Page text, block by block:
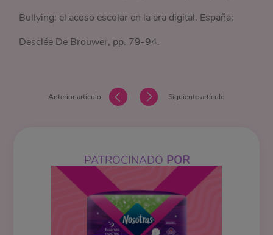
Bullying: el acoso escolar en la era digital. España:
Desclée De Brouwer, pp. 79-94.
Anterior artículo Siguiente artículo
PATROCINADO POR